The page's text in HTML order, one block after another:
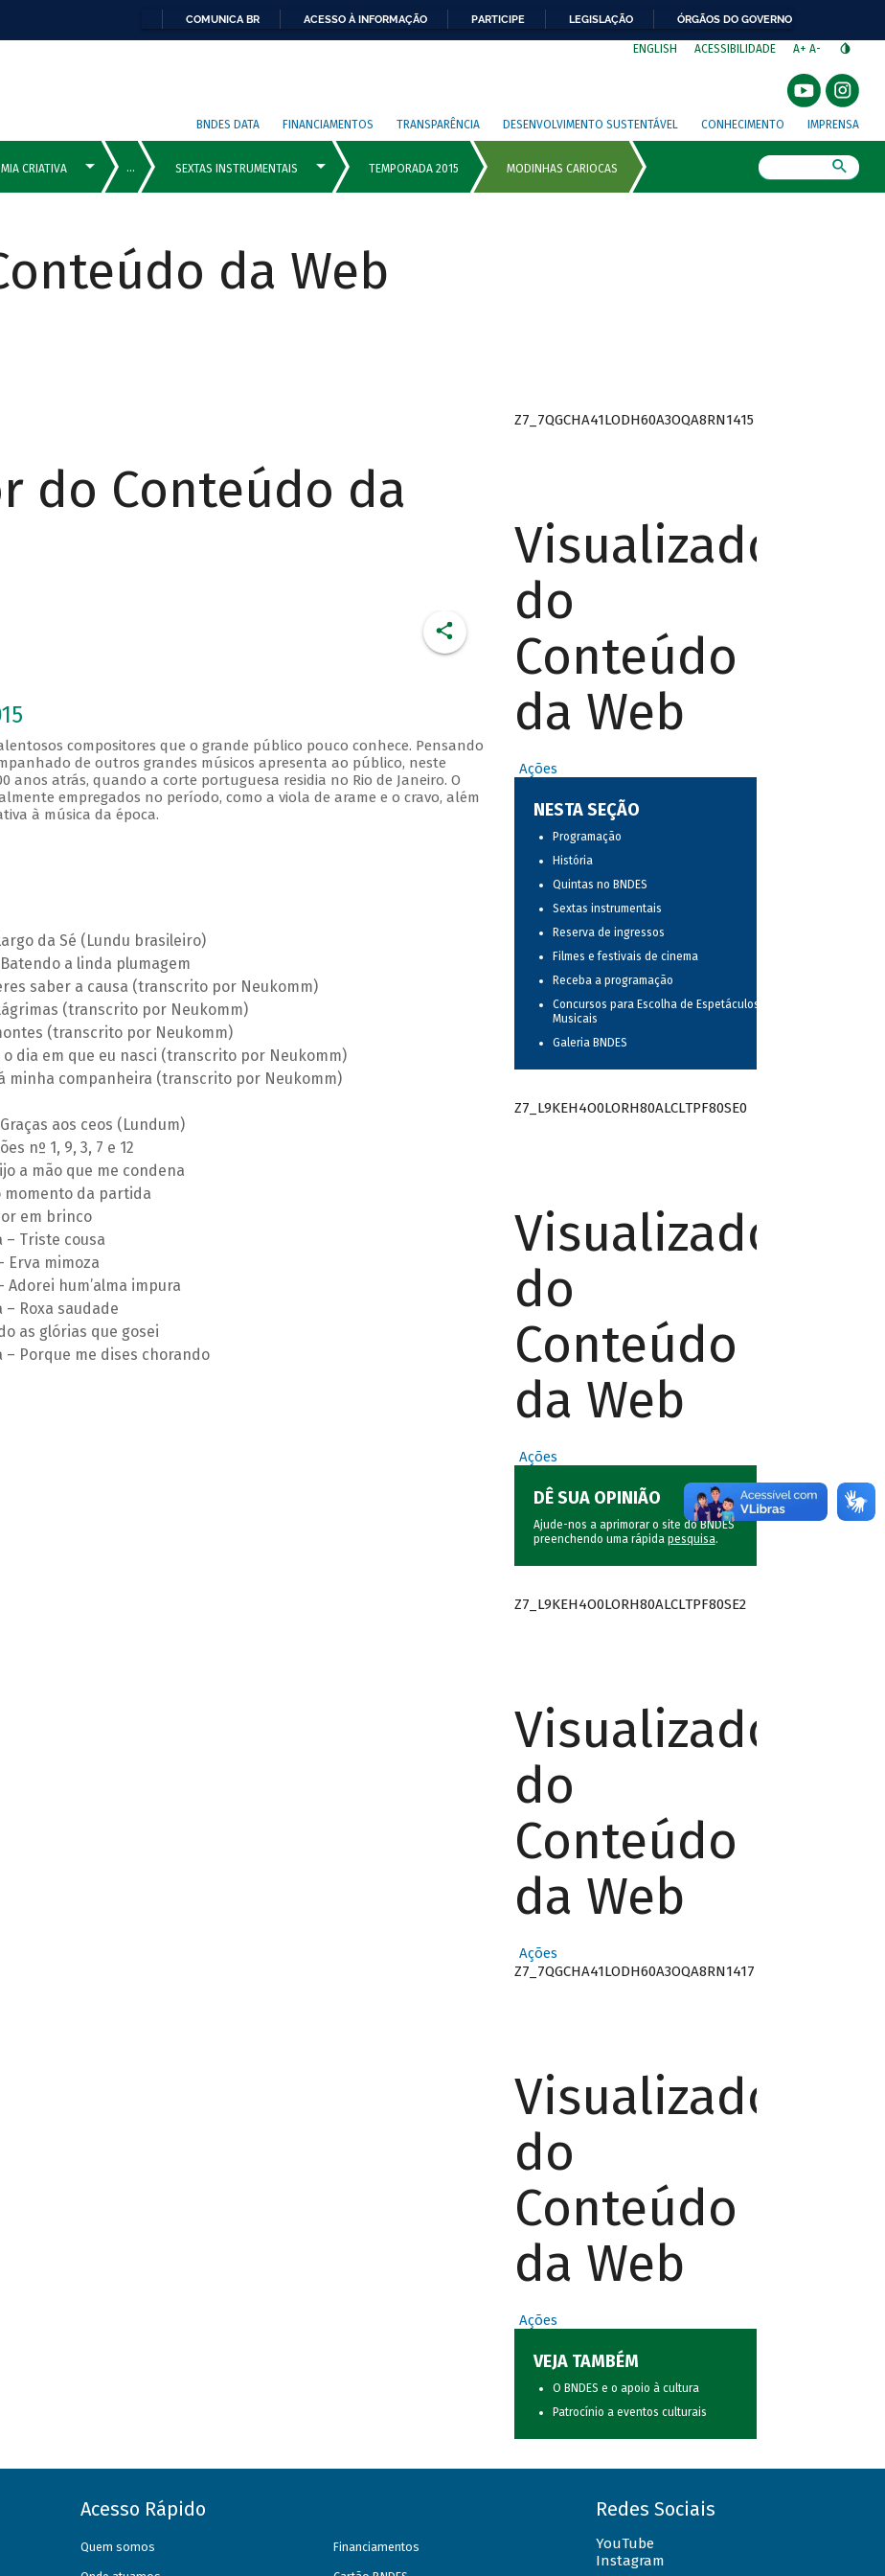
COMUNICA BR ACESSO À INFORMAÇÃO PARTICIPE LEGISLAÇÃO ÓRGÃOS DO GOVERNO
ENGLISH ACESSIBILIDADE A+ A-
BNDES DATA FINANCIAMENTOS TRANSPARÊNCIA DESENVOLVIMENTO SUSTENTÁVEL CONHECIMENTO IMPRENSA
da Web
do Conteúdo da
compositores que o grande público pouco conhece. Pensando
de outros grandes músicos apresenta ao público, neste
anos atrás, quando a corte portuguesa residia no Rio de Janeiro. O
empregados no período, como a viola de arame e o cravo, além
à música da época.
da Sé (Lundu brasileiro)
a linda plumagem
saber a causa (transcrito por Neukomm)
(transcrito por Neukomm)
(transcrito por Neukomm)
o dia em que eu nasci (transcrito por Neukomm)
minha companheira (transcrito por Neukomm)
aos ceos (Lundum)
nº 1, 9, 3, 7 e 12
a mão que me condena
momento da partida
em brinco
– Triste cousa
Erva mimoza
hum’alma impura
– Roxa saudade
as glórias que gosei
– Porque me dises chorando
Z7_7QGCHA41LODH60A3OQA8RN1415
Visualizador
do
Conteúdo
da Web
Ações
NESTA SEÇÃO
Programação
História
Quintas no BNDES
Sextas instrumentais
Reserva de ingressos
Filmes e festivais de cinema
Receba a programação
Concursos para Escolha de Espetáculos
Musicais
Galeria BNDES
Z7_L9KEH4O0LORH80ALCLTPF80SE0
Visualizador
do
Conteúdo
da Web
Ações
DÊ SUA OPINIÃO
Ajude-nos a aprimorar o site do BNDES
preenchendo uma rápida pesquisa.
Z7_L9KEH4O0LORH80ALCLTPF80SE2
Visualizador
do
Conteúdo
da Web
Ações
Z7_7QGCHA41LODH60A3OQA8RN1417
Visualizador
do
Conteúdo
da Web
Ações
VEJA TAMBÉM
O BNDES e o apoio à cultura
Patrocínio a eventos culturais
Acesso Rápido
Quem somos Financiamentos
Redes Sociais
YouTube
Instagram